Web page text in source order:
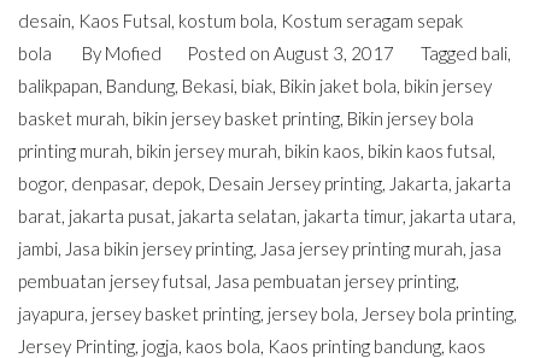
desain, Kaos Futsal, kostum bola, Kostum seragam sepak
bola
By Mofied Posted onAugust 3, 2017 Tagged bali,
balikpapan, Bandung, Bekasi, biak, Bikin jaket bola, bikin jersey
basket murah, bikin jersey basket printing, Bikin jersey bola
printing murah, bikin jersey murah, bikin kaos, bikin kaos futsal,
bogor, denpasar, depok, Desain Jersey printing, Jakarta, jakarta
barat, jakarta pusat, jakarta selatan, jakarta timur, jakarta utara,
jambi, Jasa bikin jersey printing, Jasa jersey printing murah, jasa
pembuatan jersey futsal, Jasa pembuatan jersey printing,
jayapura, jersey basket printing, jersey bola, Jersey bola printing,
Jersey Printing, jogja, kaos bola, Kaos printing bandung, kaos